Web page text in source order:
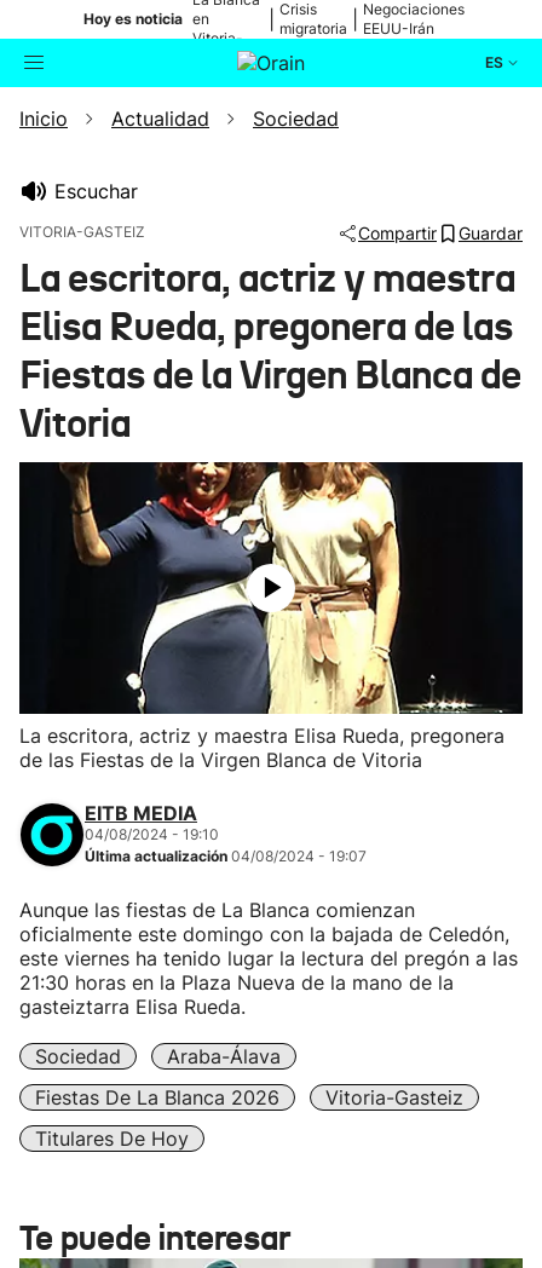
Hoy es noticia en
Vitoria-
Gasteiz
Crisis
migratoria
Negociaciones
EEUU-Irán
ES
Buscador Actualidad
Ikusmiran
Eguraldia
Inicio Actualidad Sociedad
Escuchar
VITORIA-GASTEIZ Compartir Guardar
La escritora, actriz y maestra
Elisa Rueda, pregonera de las
Fiestas de la Virgen Blanca de
Vitoria
La escritora, actriz y maestra Elisa Rueda, pregonera
de las Fiestas de la Virgen Blanca de Vitoria
EITB MEDIA
04/08/2024 - 19:10
Última actualización 04/08/2024 - 19:07
Aunque las fiestas de La Blanca comienzan
oficialmente este domingo con la bajada de Celedón,
este viernes ha tenido lugar la lectura del pregón a las
21:30 horas en la Plaza Nueva de la mano de la
gasteiztarra Elisa Rueda.
Sociedad
Araba-Álava
Fiestas De La Blanca 2026
Vitoria-Gasteiz
Titulares De Hoy
Te puede interesar